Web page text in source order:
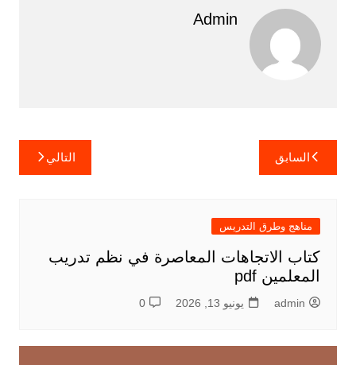
Admin
تصفّح
المقالات
السابق التالي
مناهج وطرق التدريس
كتاب الاتجاهات المعاصرة في نظم تدريب
المعلمين pdf
admin يونيو 13, 2026 0